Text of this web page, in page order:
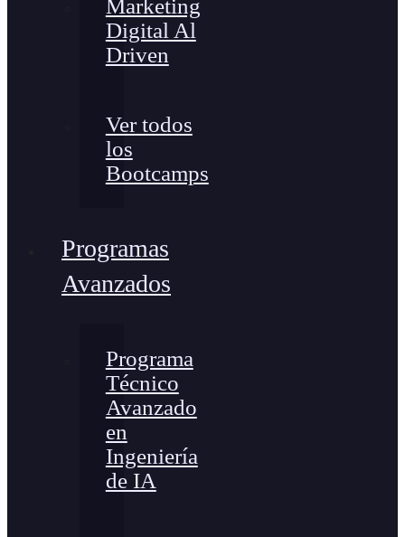
Marketing
Digital Al
Driven
Ver todos
los
Bootcamps
Programas
Avanzados
Programa
Técnico
Avanzado
en
Ingeniería
de IA